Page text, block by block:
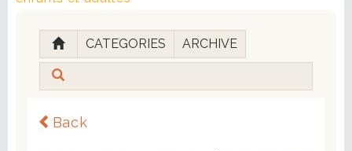
CATEGORIES ARCHIVE
Back